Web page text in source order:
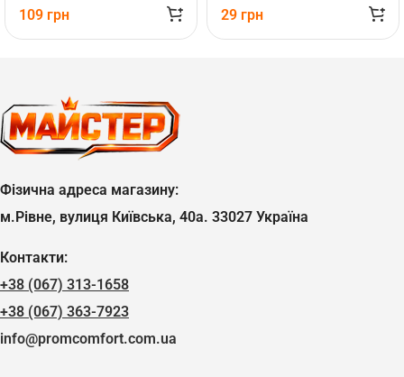
109 грн 29 грн
Фізична адреса магазину:
м.Рівне, вулиця Київська, 40а. 33027 Україна
Контакти:
+38 (067) 313-1658
+38 (067) 363-7923
info@promcomfort.com.ua